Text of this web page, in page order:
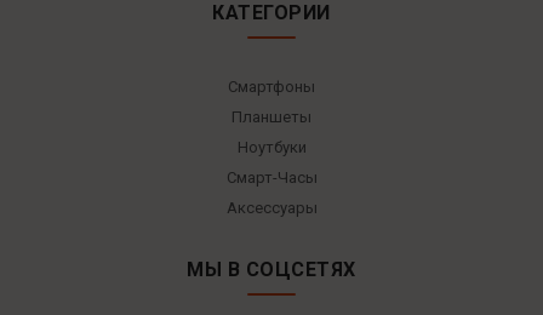
КАТЕГОРИИ
Смартфоны
Планшеты
Ноутбуки
Смарт-Часы
Аксессуары
МЫ В СОЦСЕТЯХ